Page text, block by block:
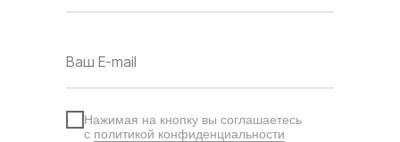
Нажимая на кнопку вы соглашаетесь
с политикой конфиденциальности